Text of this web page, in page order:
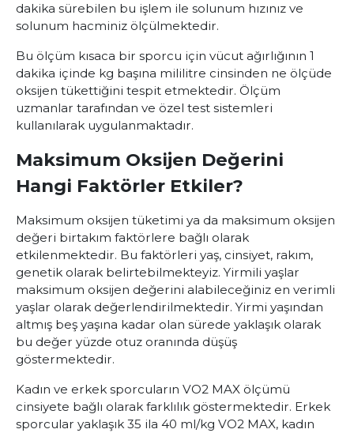
dakika sürebilen bu işlem ile solunum hızınız ve
solunum hacminiz ölçülmektedir.
Bu ölçüm kısaca bir sporcu için vücut ağırlığının 1
dakika içinde kg başına mililitre cinsinden ne ölçüde
oksijen tükettiğini tespit etmektedir. Ölçüm
uzmanlar tarafından ve özel test sistemleri
kullanılarak uygulanmaktadır.
Maksimum Oksijen Değerini
Hangi Faktörler Etkiler?
Maksimum oksijen tüketimi ya da maksimum oksijen
değeri birtakım faktörlere bağlı olarak
etkilenmektedir. Bu faktörleri yaş, cinsiyet, rakım,
genetik olarak belirtebilmekteyiz. Yirmili yaşlar
maksimum oksijen değerini alabileceğiniz en verimli
yaşlar olarak değerlendirilmektedir. Yirmi yaşından
altmış beş yaşına kadar olan sürede yaklaşık olarak
bu değer yüzde otuz oranında düşüş
göstermektedir.
Kadın ve erkek sporcuların VO2 MAX ölçümü
cinsiyete bağlı olarak farklılık göstermektedir. Erkek
sporcular yaklaşık 35 ila 40 ml/kg VO2 MAX, kadın